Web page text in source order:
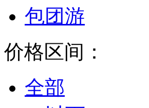
包团游
价格区间：
全部